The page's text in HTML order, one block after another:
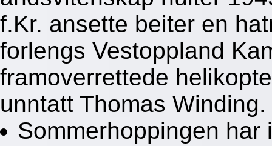
f.Kr. ansette beiter en
forlengs Vestoppland
framoverrettede
unntatt Thomas Winding.
Sommerhoppingen